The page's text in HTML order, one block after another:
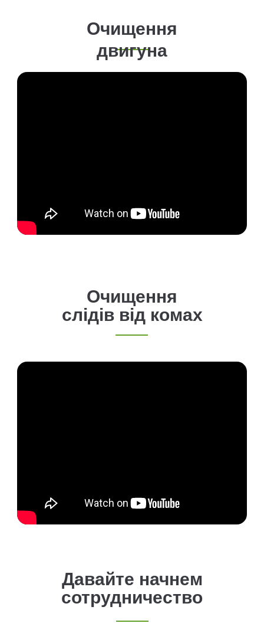
Очищення
двигуна
Очищення
слідів від комах
Давайте начнем
сотрудничество